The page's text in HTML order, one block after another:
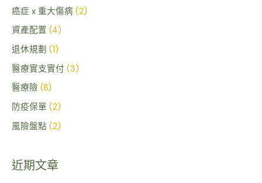
癌症 x 重大傷病 (2)
資產配置 (4)
退休規劃 (1)
醫療實支實付 (3)
醫療險 (8)
防疫保單 (2)
風險盤點 (2)
近期文章